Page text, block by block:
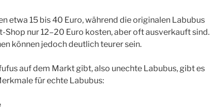
etwa 15 bis 40 Euro, während die originalen Labubus
Shop nur 12–20 Euro kosten, aber oft ausverkauft sind.
können jedoch deutlich teurer sein.
auf dem Markt gibt, also unechte Labubus, gibt es
für echte Labubus: